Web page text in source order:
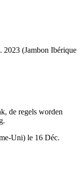
2023 (Jambon Ibérique
de regels worden
Uni) le 16 Déc.